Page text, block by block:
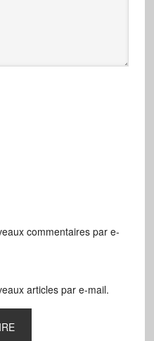
commentaires par e-
articles par e-mail.